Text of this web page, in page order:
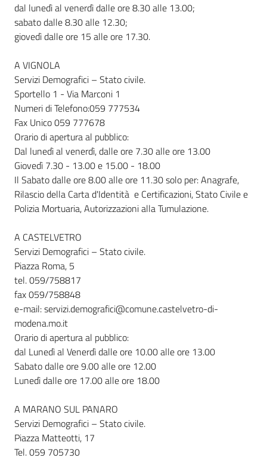
dal lunedì al venerdì dalle ore 8.30 alle 13.00;
sabato dalle 8.30 alle 12.30;
giovedì dalle ore 15 alle ore 17.30.
A VIGNOLA
Servizi Demografici – Stato civile.
Sportello 1 - Via Marconi 1
Numeri di Telefono:059 777534
Fax Unico 059 777678
Orario di apertura al pubblico:
Dal lunedì al venerdì, dalle ore 7.30 alle ore 13.00
Giovedì 7.30 - 13.00 e 15.00 - 18.00
Il Sabato dalle ore 8.00 alle ore 11.30 solo per: Anagrafe,
Rilascio della Carta d'Identità e Certificazioni, Stato Civile e
Polizia Mortuaria, Autorizzazioni alla Tumulazione.
A CASTELVETRO
Servizi Demografici – Stato civile.
Piazza Roma, 5
tel. 059/758817
fax 059/758848
e-mail: servizi.demografici@comune.castelvetro-di-
modena.mo.it
Orario di apertura al pubblico:
dal Lunedì al Venerdì dalle ore 10.00 alle ore 13.00
Sabato dalle ore 9.00 alle ore 12.00
Lunedì dalle ore 17.00 alle ore 18.00
A MARANO SUL PANARO
Servizi Demografici – Stato civile.
Piazza Matteotti, 17
Tel. 059 705730